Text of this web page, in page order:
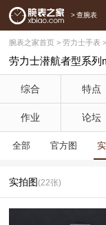
> 查腕表
腕表之家首页 > 劳力士手表 >
劳力士潜航者型系列
综合 特点
作业 论坛
全部 官方图
实拍图(22张)